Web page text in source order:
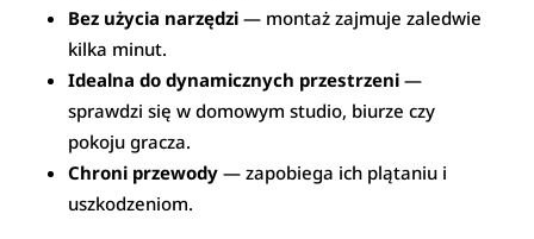
Bez użycia narzędzi — montaż zajmuje zaledwie
kilka minut.
Idealna do dynamicznych przestrzeni —
sprawdzi się w domowym studio, biurze czy
pokoju gracza.
Chroni przewody — zapobiega ich plątaniu i
uszkodzeniom.